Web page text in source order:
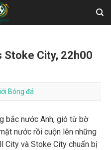
Stoke City, 22h00
Bóng đá
bắc nước Anh, gió từ bờ
nước rồi cuộn lên những
City và Stoke City chuẩn bị